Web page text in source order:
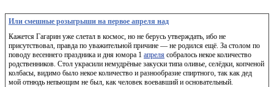
Или смешные розыгрыши на первое апреля над
Кажется Гагарин уже слетал в космос, но не берусь утверждать, ибо не
присутствовал, правда по уважительной причине — не родился ещё. За столом по
поводу весеннего праздника и дня юмора 1 апреля собралось некое количество
родственников. Стол украсили немудрёные закуски типа оливье, селёдки, копченой
колбасы, видимо было некое количество и разнообразие спиртного, так как дед
мой отнюдь непьющим не был, как человек воевавший и основательный.